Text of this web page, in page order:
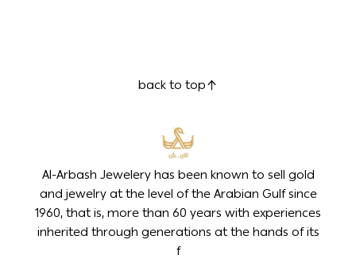
back to top
Al-Arbash Jewelery has been known to sell gold
and jewelry at the level of the Arabian Gulf since
1960, that is, more than 60 years with experiences
inherited through generations at the hands of its
f